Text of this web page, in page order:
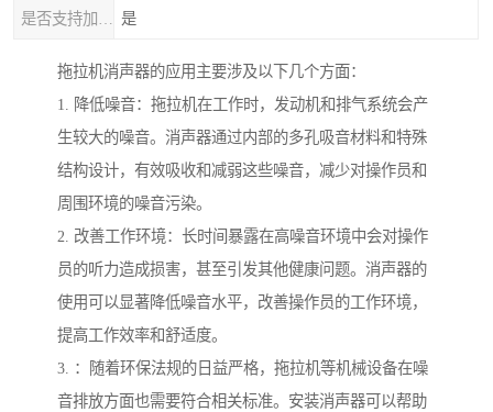
是
拖拉机消声器的应用主要涉及以下几个方面：
1. 降低噪音：拖拉机在工作时，发动机和排气系统会产
生较大的噪音。消声器通过内部的多孔吸音材料和特殊
结构设计，有效吸收和减弱这些噪音，减少对操作员和
周围环境的噪音污染。
2. 改善工作环境：长时间暴露在高噪音环境中会对操作
员的听力造成损害，甚至引发其他健康问题。消声器的
使用可以显著降低噪音水平，改善操作员的工作环境，
提高工作效率和舒适度。
3. ：随着环保法规的日益严格，拖拉机等机械设备在噪
音排放方面也需要符合相关标准。安装消声器可以帮助